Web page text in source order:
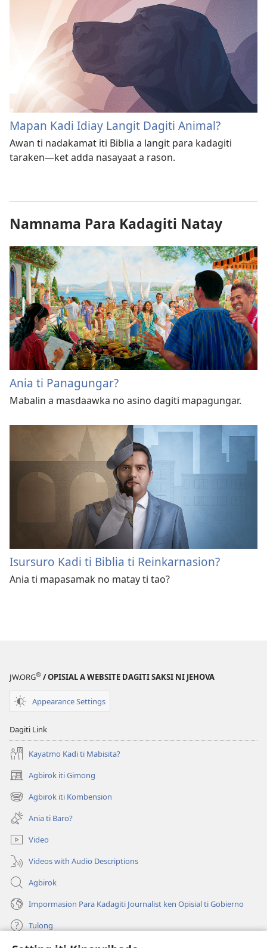
Mapan Kadi Idiay Langit Dagiti Animal?
Awan ti nadakamat iti Biblia a langit para kadagiti
taraken—ket adda nasayaat a rason.
Namnama Para Kadagiti Natay
Ania ti Panagungar?
Mabalin a masdaawka no asino dagiti mapagungar.
Isursuro Kadi ti Biblia ti Reinkarnasion?
Ania ti mapasamak no matay ti tao?
JW.ORG® / OPISIAL A WEBSITE DAGITI SAKSI NI JEHOVA
Appearance Settings
Dagiti Link
Kayatmo Kadi ti Mabisita?
Agbirok iti Gimong
(manglukat
iti
baro
window)
Agbirok iti Kombension
(manglukat
iti
baro
a
window)
Ania ti Baro?
Video
Videos with Audio Descriptions
Agbirok
Impormasion Para Kadagiti Journalist ken Opisial ti Gobierno
Tulong